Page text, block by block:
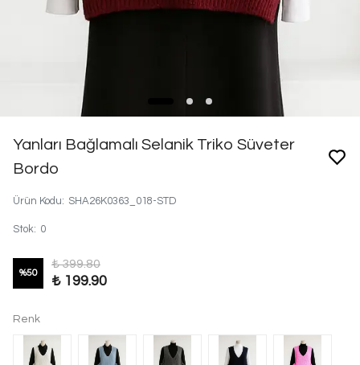
Yanları Bağlamalı Selanik Triko Süveter
Bordo
Ürün Kodu: SHA26K0363_018-STD
Stok: 0
%50
₺ 399.80
₺ 199.90
Renk